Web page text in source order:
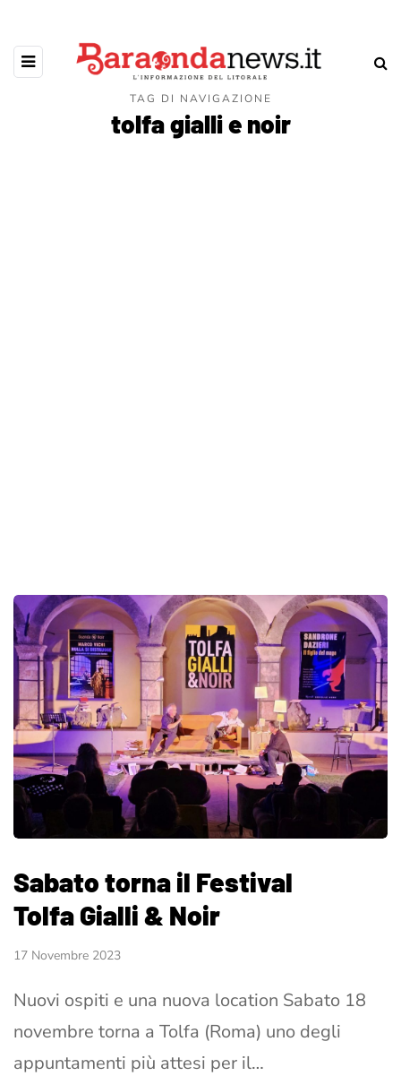
TAG DI NAVIGAZIONE
tolfa gialli e noir
Sabato torna il Festival
Tolfa Gialli & Noir
17 Novembre 2023
Nuovi ospiti e una nuova location Sabato 18
novembre torna a Tolfa (Roma) uno degli
appuntamenti più attesi per il…